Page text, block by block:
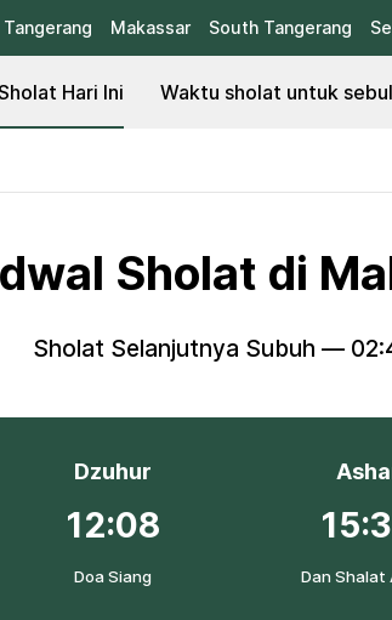
Tangerang Makassar South Tangerang
Hari Ini Waktu sholat untuk
Sholat di
Sholat Selanjutnya Subuh —
Dzuhur
12:08
Doa Siang Dan Shalat